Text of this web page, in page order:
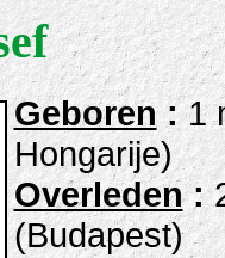
Geboren:1
Hongarije)
Overleden:
(Budapest)